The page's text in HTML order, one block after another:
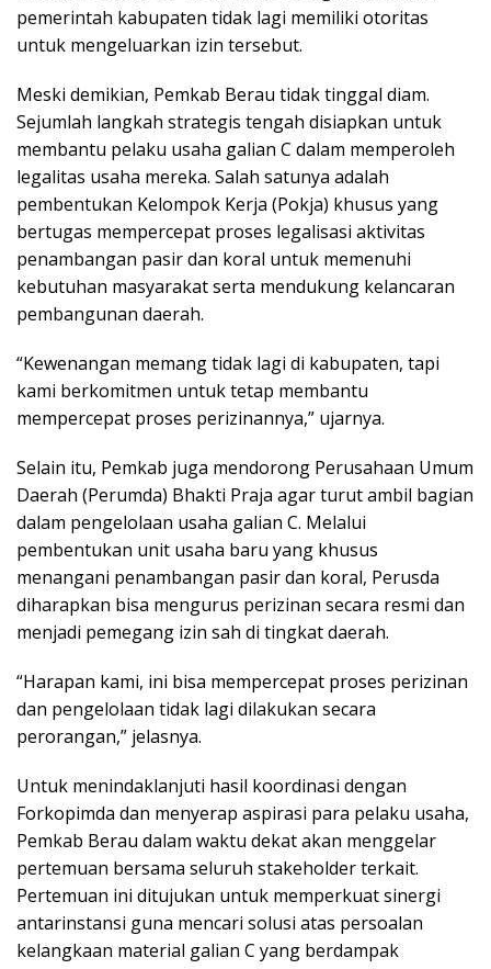
pemerintah kabupaten tidak lagi memiliki otoritas
untuk mengeluarkan izin tersebut.
Meski demikian, Pemkab Berau tidak tinggal diam.
Sejumlah langkah strategis tengah disiapkan untuk
membantu pelaku usaha galian C dalam memperoleh
legalitas usaha mereka. Salah satunya adalah
pembentukan Kelompok Kerja (Pokja) khusus yang
bertugas mempercepat proses legalisasi aktivitas
penambangan pasir dan koral untuk memenuhi
kebutuhan masyarakat serta mendukung kelancaran
pembangunan daerah.
“Kewenangan memang tidak lagi di kabupaten, tapi
kami berkomitmen untuk tetap membantu
mempercepat proses perizinannya,” ujarnya.
Selain itu, Pemkab juga mendorong Perusahaan Umum
Daerah (Perumda) Bhakti Praja agar turut ambil bagian
dalam pengelolaan usaha galian C. Melalui
pembentukan unit usaha baru yang khusus
menangani penambangan pasir dan koral, Perusda
diharapkan bisa mengurus perizinan secara resmi dan
menjadi pemegang izin sah di tingkat daerah.
“Harapan kami, ini bisa mempercepat proses perizinan
dan pengelolaan tidak lagi dilakukan secara
perorangan,” jelasnya.
Untuk menindaklanjuti hasil koordinasi dengan
Forkopimda dan menyerap aspirasi para pelaku usaha,
Pemkab Berau dalam waktu dekat akan menggelar
pertemuan bersama seluruh stakeholder terkait.
Pertemuan ini ditujukan untuk memperkuat sinergi
antarinstansi guna mencari solusi atas persoalan
kelangkaan material galian C yang berdampak